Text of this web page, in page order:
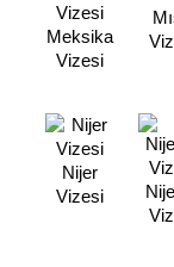
Meksika
Vizesi
Nijer
Vizesi